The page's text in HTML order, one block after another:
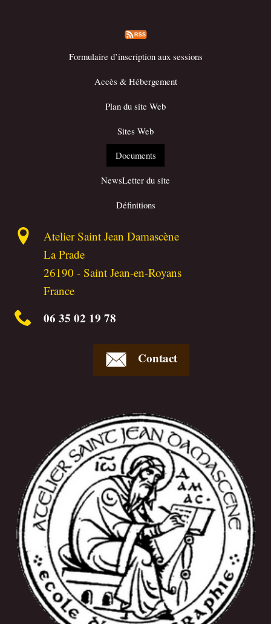
Formulaire d’inscription aux sessions
Accès & Hébergement
Plan du site Web
Sites Web
Documents
NewsLetter du site
Définitions
Atelier Saint Jean Damascène
La Prade
26190 -Saint Jean-en-Royans
France
06 35 02 19 78
Contact